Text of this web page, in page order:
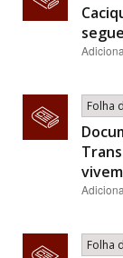
Folha
Folha